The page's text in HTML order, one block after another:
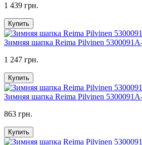
1 439 грн.
Купить
Зимняя шапка Reima Pilvinen
1 247 грн.
Купить
Зимняя шапка Reima Pilvinen
863 грн.
Купить